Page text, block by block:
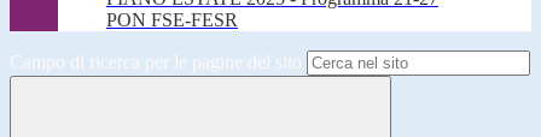
PON FSE-FESR
Campo di ricerca per le pagine del sito